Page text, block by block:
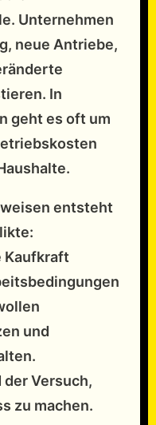
Unternehmen
neue Antriebe,
In
geht es oft um
entsteht
Kaufkraft
und
Versuch,
zu machen.